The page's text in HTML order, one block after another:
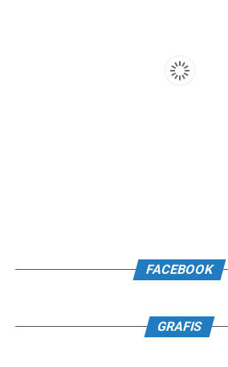
FACEBOOK
GRAFIS